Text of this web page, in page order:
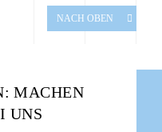
NACH OBEN
MACHEN
UNS